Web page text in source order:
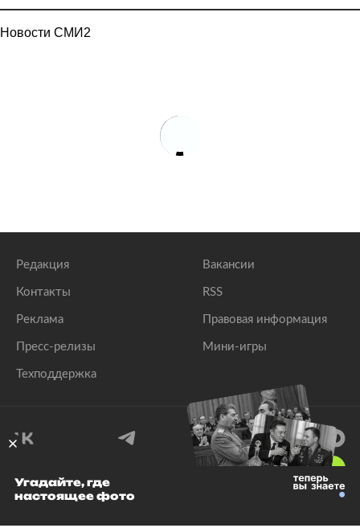
Новости СМИ2
Редакция
Контакты
Реклама
Пресс-релизы
Техподдержка
Вакансии
RSS
Правовая информация
Мини-игры
© 1999–2026 Все права защищены.
Угадайте, где
настоящее фото